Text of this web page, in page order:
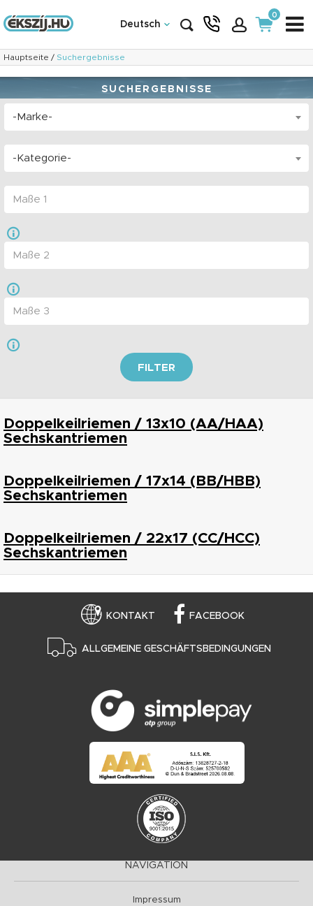
Deutsch
0
Hauptseite / Suchergebnisse
SUCHERGEBNISSE
-Marke-
-Kategorie-
FILTER
Doppelkeilriemen / 13x10 (AA/HAA)
Sechskantriemen
Doppelkeilriemen / 17x14 (BB/HBB)
Sechskantriemen
Doppelkeilriemen / 22x17 (CC/HCC)
Sechskantriemen
KONTAKT FACEBOOK
ALLGEMEINE GESCHÄFTSBEDINGUNGEN
NAVIGATION
Impressum